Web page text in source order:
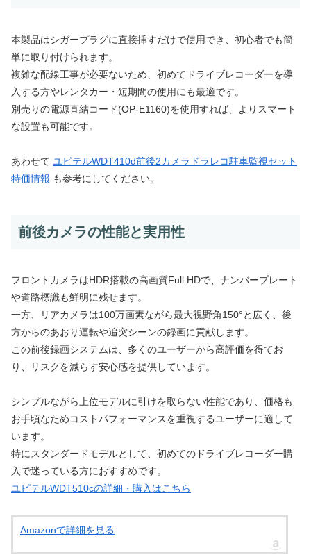
本製品はシガープラグに直接挿すだけで使用でき、初心者でも簡
単に取り付けられます。
複雑な配線工事が必要ないため、初めてドライブレコーダーを導
入する方やレンタカー・短期間の使用にも最適です。
別売りの電源直結コード(OP-E1160)を使用すれば、よりスマート
な設置も可能です。
あわせて ユピテルWDT410d前後2カメラドラレコ駐車監視セット
特価情報 も参考にしてください。
前後カメラの性能と実用性
フロントカメラはHDR搭載の高画質Full HDで、ナンバープレート
や道路標識も鮮明に残せます。
一方、リアカメラは100万画素ながら最大視野角150°と広く、後
方からのあおり運転や追突シーンの録画に貢献します。
この前後録画システムは、多くのユーザーから高評価を得てお
り、リスクを減らす安心感を提供しています。
シンプルながら上位モデルに引けを取らない性能であり、価格も
お手頃なためコストパフォーマンスを重視するユーザーに適して
います。
特にスタンダードモデルとして、初めてのドライブレコーダー購
入で迷っている方におすすめです。
ユピテルWDT510cの詳細・購入はこちら
Amazonで詳細を見る